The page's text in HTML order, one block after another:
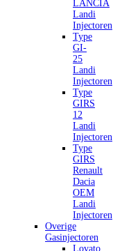
LANCIA
Landi
Injectoren
Type
GI-
25
Landi
Injectoren
Type
GIRS
12
Landi
Injectoren
Type
GIRS
Renault
Dacia
OEM
Landi
Injectoren
Overige
Gasinjectoren
Lovato